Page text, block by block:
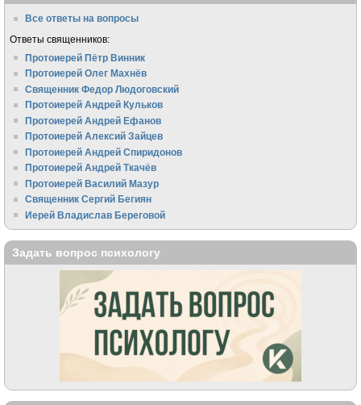
Все ответы на вопросы
Ответы священников:
Протоиерей Пётр Винник
Протоиерей Олег Махнёв
Священник Федор Людоговский
Протоиерей Андрей Кульков
Протоиерей Андрей Ефанов
Протоиерей Алексий Зайцев
Протоиерей Андрей Спиридонов
Протоиерей Андрей Ткачёв
Протоиерей Василий Мазур
Священник Сергий Бегиян
Иерей Владислав Береговой
Задать вопрос психологу